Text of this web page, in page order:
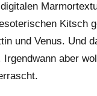
Kitsch
und Venus. Und
aber